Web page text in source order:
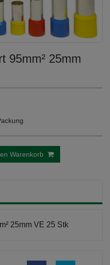
95mm² 25mm
Warenkorb
25mm VE 25 Stk